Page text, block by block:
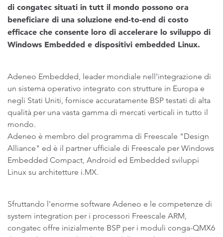
di congatec situati in tutt il mondo possono ora
beneficiare di una soluzione end-to-end di costo
efficace che consente loro di accelerare lo sviluppo di
Windows Embedded e dispositivi embedded Linux.
Adeneo Embedded, leader mondiale nell’integrazione di
un sistema operativo integrato con strutture in Europa e
negli Stati Uniti, fornisce accuratamente BSP testati di alta
qualità per una vasta gamma di mercati verticali in tutto il
mondo.
Adeneo è membro del programma di Freescale "Design
Alliance" ed è il partner ufficiale di Freescale per Windows
Embedded Compact, Android ed Embedded sviluppi
Linux su architetture i.MX.
Sfruttando l'enorme software Adeneo e le competenze di
system integration per i processori Freescale ARM,
congatec offre inizialmente BSP per i moduli conga-QMX6